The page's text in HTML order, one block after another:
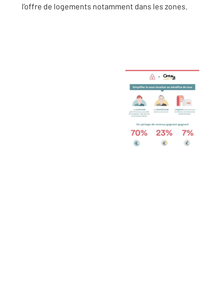
l’offre de logements notamment dans les zones.